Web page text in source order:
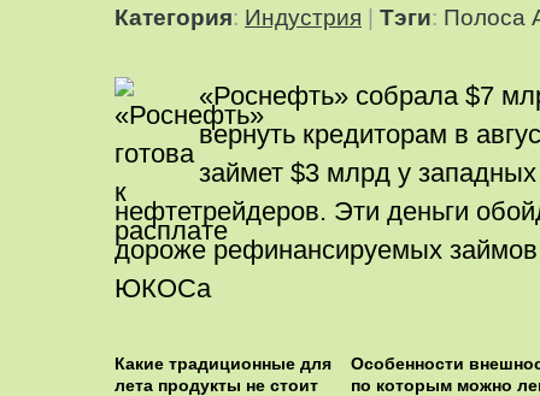
Категория: Индустрия Тэги: Полоса
«Роснефть» собрала $7
вернуть кредиторам в
займет $3 млрд у
нефтетрейдеров. Эти деньги
дороже рефинансируемых займов
ЮКОСа
Какие традиционные для
лета продукты не стоит
Особенности
по которым можно